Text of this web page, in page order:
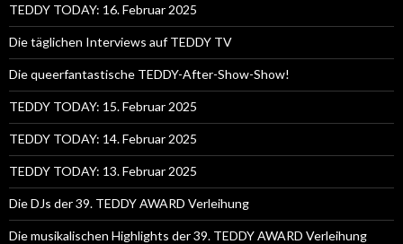
TEDDY TODAY: 16. Februar 2025
Die täglichen Interviews auf TEDDY TV
Die queerfantastische TEDDY-After-Show-Show!
TEDDY TODAY: 15. Februar 2025
TEDDY TODAY: 14. Februar 2025
TEDDY TODAY: 13. Februar 2025
Die DJs der 39. TEDDY AWARD Verleihung
Die musikalischen Highlights der 39. TEDDY AWARD Verleihung